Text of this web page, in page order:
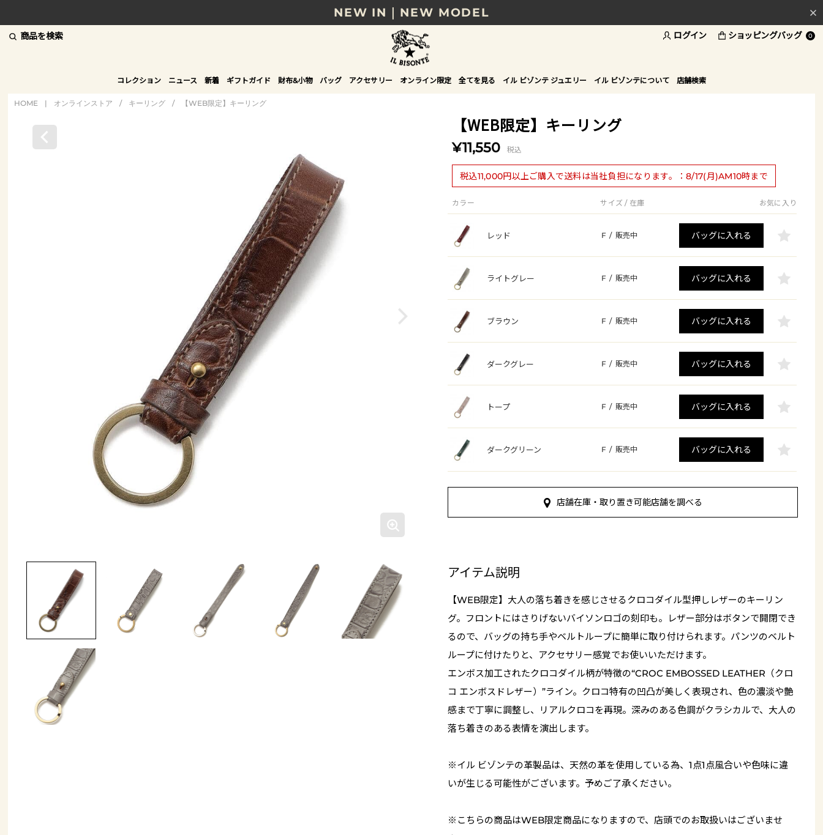
NEW IN｜NEW MODEL
8/17(月)10時まで｜税込11,000円以上で送料無料
贈る相手やシーンから選べる、新しいギフトガイド
NEW IN｜COLOR LEATHER
商品を検索 ログイン ショッピングバッグ 0
コレクション ニュース 新着 ギフトガイド 財布&小物 バッグ アクセサリー オンライン限定 全てを見る イル ビゾンテ ジュエリー イル ビゾンテについて 店舗検索
HOME | オンラインストア / キーリング / 【WEB限定】キーリング
【WEB限定】キーリング
¥11,550 税込
税込11,000円以上ご購入で送料は当社負担になります。：8/17(月)AM10時まで
カラー サイズ / 在庫 お気に入り
レッド F / 販売中 バッグに入れる
ライトグレー F / 販売中 バッグに入れる
ブラウン F / 販売中 バッグに入れる
ダークグレー F / 販売中 バッグに入れる
トープ F / 販売中 バッグに入れる
ダークグリーン F / 販売中 バッグに入れる
店舗在庫・取り置き可能店舗を調べる
アイテム説明
【WEB限定】大人の落ち着きを感じさせるクロコダイル型押しレザーのキーリン
グ。フロントにはさりげないバイソンロゴの刻印も。レザー部分はボタンで開閉でき
るので、バッグの持ち手やベルトループに簡単に取り付けられます。パンツのベルト
ループに付けたりと、アクセサリー感覚でお使いいただけます。
エンボス加工されたクロコダイル柄が特徴の“CROC EMBOSSED LEATHER（クロ
コ エンボスドレザー）”ライン。クロコ特有の凹凸が美しく表現され、色の濃淡や艶
感まで丁寧に調整し、リアルクロコを再現。深みのある色調がクラシカルで、大人の
落ち着きのある表情を演出します。
※イル ビゾンテの革製品は、天然の革を使用している為、1点1点風合いや色味に違
いが生じる可能性がございます。予めご了承ください。
※こちらの商品はWEB限定商品になりますので、店頭でのお取扱いはございませ